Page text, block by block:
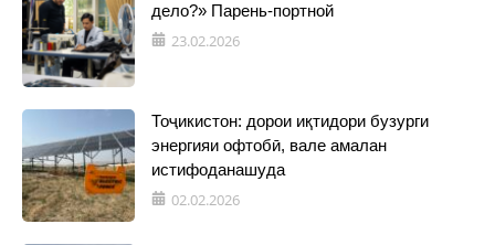
дело?» Парень-портной
23.02.2026
Тоҷикистон: дорои иқтидори бузурги
энергияи офтобӣ, вале амалан
истифоданашуда
02.02.2026